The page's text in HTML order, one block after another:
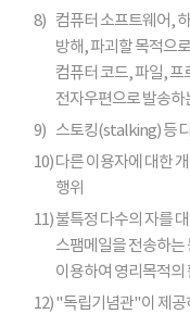
8) 컴퓨터 소프트웨어,
방해, 파괴할 목적으
컴퓨터 코드, 파일, 프
전자우편으로 발송하
9) 스토킹(stalking) 등
10)다른 이용자에 대한
행위
11)불특정 다수의 자를
스팸메일을 전송하
이용하여 영리목적의
12)"독립기념관"이 제공